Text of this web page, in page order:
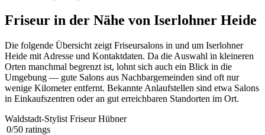
Friseur in der Nähe von Iserlohner Heide
Die folgende Übersicht zeigt Friseursalons in und um Iserlohner
Heide mit Adresse und Kontaktdaten. Da die Auswahl in kleineren
Orten manchmal begrenzt ist, lohnt sich auch ein Blick in die
Umgebung — gute Salons aus Nachbargemeinden sind oft nur
wenige Kilometer entfernt. Bekannte Anlaufstellen sind etwa Salons
in Einkaufszentren oder an gut erreichbaren Standorten im Ort.
Waldstadt-Stylist Friseur Hübner
0/50 ratings